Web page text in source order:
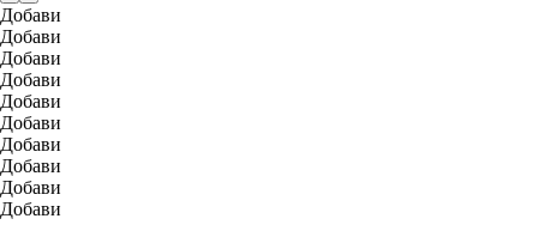
Добави
Добави
Добави
Добави
Добави
Добави
Добави
Добави
Добави
Добави